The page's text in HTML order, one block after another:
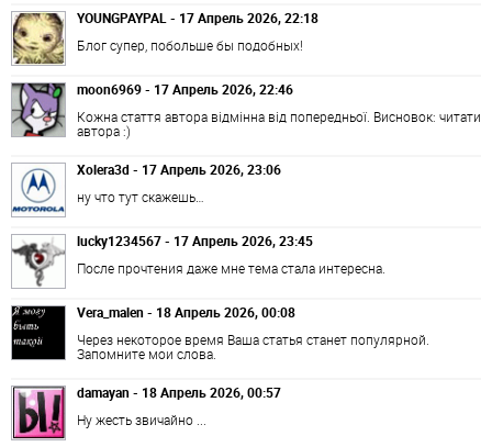
YOUNGPAYPAL - 17 Апрель 2026, 22:18
Блог супер, побольше бы подобных!
moon6969 - 17 Апрель 2026, 22:46
Кожна стаття автора відмінна від попередньої. Висновок: читати
автора :)
Xolera3d - 17 Апрель 2026, 23:06
ну что тут скажешь…
lucky1234567 - 17 Апрель 2026, 23:45
После прочтения даже мне тема стала интересна.
Vera_malen - 18 Апрель 2026, 00:08
Через некоторое время Ваша статья станет популярной.
Запомните мои слова.
damayan - 18 Апрель 2026, 00:57
Ну жесть звичайно ...